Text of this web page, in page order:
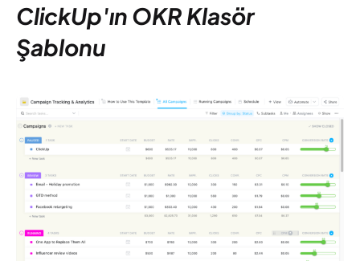
ClickUp'ın OKR Klasör
Şablonu